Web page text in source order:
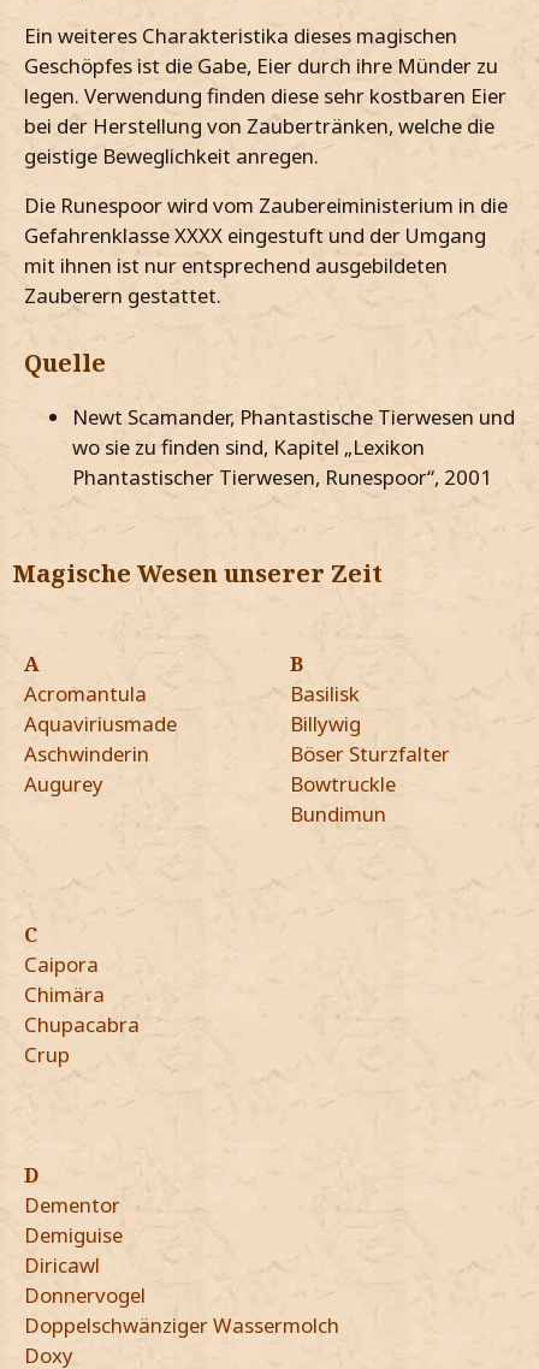
Ein weiteres Charakteristika dieses magischen
Geschöpfes ist die Gabe, Eier durch ihre Münder zu
legen. Verwendung finden diese sehr kostbaren Eier
bei der Herstellung von Zaubertränken, welche die
geistige Beweglichkeit anregen.
Die Runespoor wird vom Zaubereiministerium in die
Gefahrenklasse XXXX eingestuft und der Umgang
mit ihnen ist nur entsprechend ausgebildeten
Zauberern gestattet.
Quelle
Newt Scamander, Phantastische Tierwesen und
wo sie zu finden sind, Kapitel „Lexikon
Phantastischer Tierwesen, Runespoor“, 2001
Magische Wesen unserer Zeit
A
Acromantula
Aquaviriusmade
Aschwinderin
Augurey
B
Basilisk
Billywig
Böser Sturzfalter
Bowtruckle
Bundimun
C
Caipora
Chimära
Chupacabra
Crup
D
Dementor
Demiguise
Diricawl
Donnervogel
Doppelschwänziger Wassermolch
Doxy